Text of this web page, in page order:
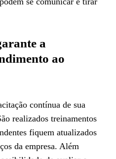
a
ao
contínua de sua
realizados treinamentos
fiquem atualizados
da empresa. Além